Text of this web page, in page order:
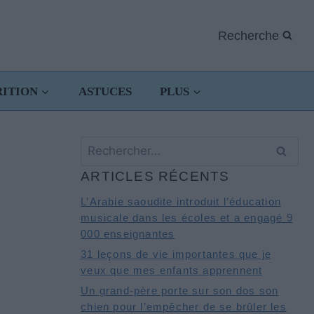
Recherche
ASTUCES PLUS
Rechercher :
ARTICLES RÉCENTS
L’Arabie saoudite introduit l’éducation
musicale dans les écoles et a engagé 9
000 enseignantes
31 leçons de vie importantes que je
veux que mes enfants apprennent
Un grand-père porte sur son dos son
chien pour l’empêcher de se brûler les